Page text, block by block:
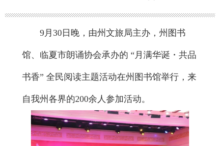
9月30日晚，由州文旅局主办，州图书
馆、临夏市朗诵协会承办的 “月满华诞・共品
书香” 全民阅读主题活动在州图书馆举行，来
自我州各界的200余人参加活动。